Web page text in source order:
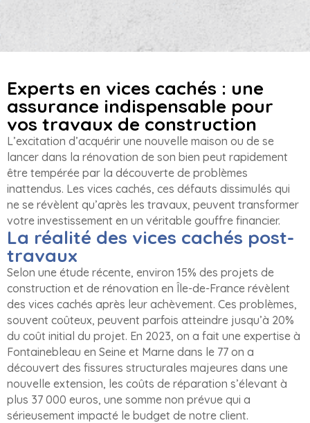
Experts en vices cachés : une
assurance indispensable pour
vos travaux de construction
L’excitation d’acquérir une nouvelle maison ou de se
lancer dans la rénovation de son bien peut rapidement
être tempérée par la découverte de problèmes
inattendus. Les vices cachés, ces défauts dissimulés qui
ne se révèlent qu’après les travaux, peuvent transformer
votre investissement en un véritable gouffre financier.
La réalité des vices cachés post-
travaux
Selon une étude récente, environ 15% des projets de
construction et de rénovation en Île-de-France révèlent
des vices cachés après leur achèvement. Ces problèmes,
souvent coûteux, peuvent parfois atteindre jusqu’à 20%
du coût initial du projet. En 2023, on a fait une expertise à
Fontainebleau en Seine et Marne dans le 77 on a
découvert des fissures structurales majeures dans une
nouvelle extension, les coûts de réparation s’élevant à
plus 37 000 euros, une somme non prévue qui a
sérieusement impacté le budget de notre client.